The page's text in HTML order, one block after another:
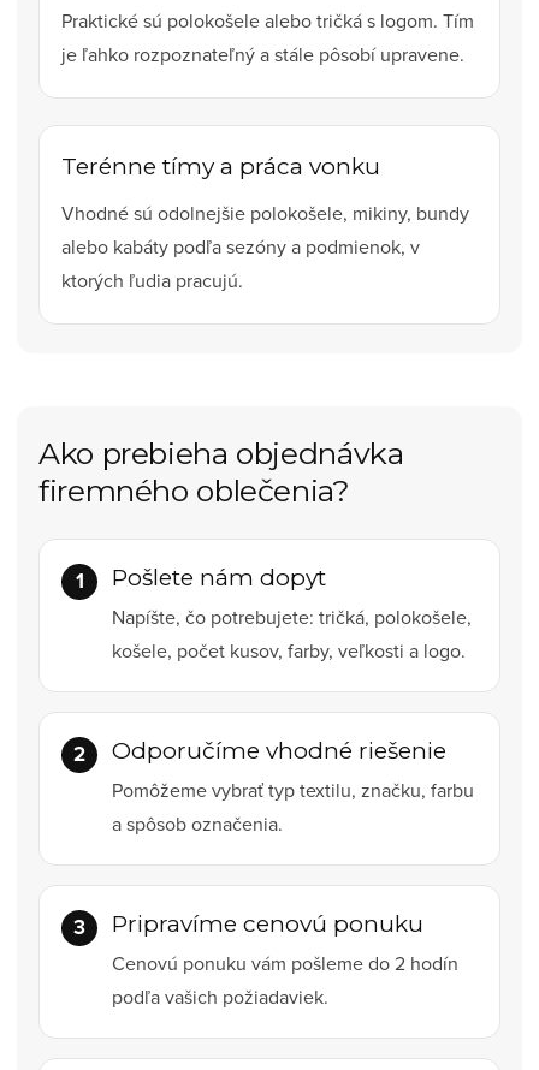
Praktické sú polokošele alebo tričká s logom. Tím
je ľahko rozpoznateľný a stále pôsobí upravene.
Terénne tímy a práca vonku
Vhodné sú odolnejšie polokošele, mikiny, bundy
alebo kabáty podľa sezóny a podmienok, v
ktorých ľudia pracujú.
Ako prebieha objednávka
firemného oblečenia?
Pošlete nám dopyt
Napíšte, čo potrebujete: tričká, polokošele,
košele, počet kusov, farby, veľkosti a logo.
Odporučíme vhodné riešenie
Pomôžeme vybrať typ textilu, značku, farbu
a spôsob označenia.
Pripravíme cenovú ponuku
Cenovú ponuku vám pošleme do 2 hodín
podľa vašich požiadaviek.